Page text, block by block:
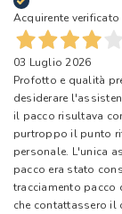
Acquirente verificato
03 Luglio 2026
Profotto e qualità
desiderare
il pacco risultava
purtroppo il punto
personale. L'unica
pacco era stato
tracciamento pacco
che contattassero il